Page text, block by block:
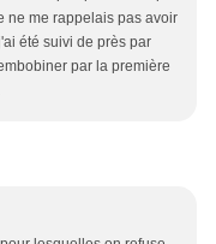
ne me rappelais pas avoir
été suivi de près par
par la première